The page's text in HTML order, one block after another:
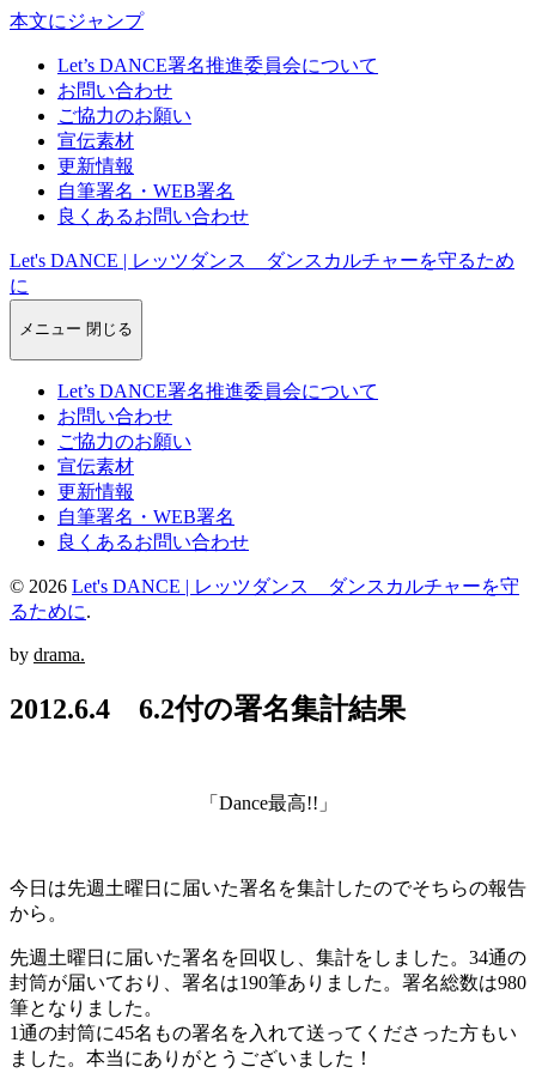
本文にジャンプ
Let’s DANCE署名推進委員会について
お問い合わせ
ご協力のお願い
宣伝素材
更新情報
自筆署名・WEB署名
良くあるお問い合わせ
Let's DANCE | レッツダンス ダンスカルチャーを守るため
に
メニュー 閉じる
Let’s DANCE署名推進委員会について
お問い合わせ
ご協力のお願い
宣伝素材
更新情報
自筆署名・WEB署名
良くあるお問い合わせ
© 2026 Let's DANCE | レッツダンス ダンスカルチャーを守
るために.
by drama.
2012.6.4 6.2付の署名集計結果
「Dance最高!!」
今日は先週土曜日に届いた署名を集計したのでそちらの報告
から。
先週土曜日に届いた署名を回収し、集計をしました。34通の
封筒が届いており、署名は190筆ありました。署名総数は980
筆となりました。
1通の封筒に45名もの署名を入れて送ってくださった方もい
ました。本当にありがとうございました！